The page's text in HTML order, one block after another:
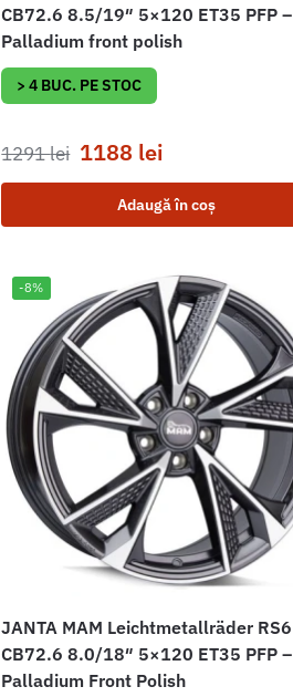
CB72.6 8.5/19″ 5×120 ET35 PFP –
Palladium front polish
> 4 BUC. PE STOC
1291lei 1188 lei
Adaugă în coș
-8%
JANTA MAM Leichtmetallräder RS6
CB72.6 8.0/18″ 5×120 ET35 PFP –
Palladium Front Polish